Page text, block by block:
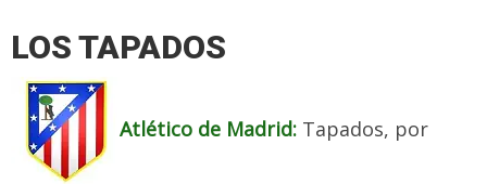
LOS TAPADOS
Atlético de Madrid: Tapados, por